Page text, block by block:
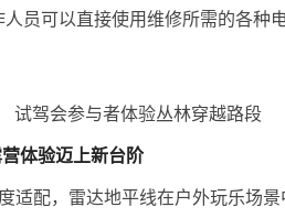
员可以直接使用维修所需的各种
试驾会参与者体验丛林穿越路段
体验迈上新台阶
适配，雷达地平线在户外玩乐场